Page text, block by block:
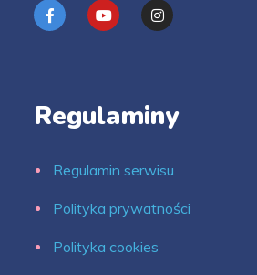
Regulaminy
Regulamin serwisu
Polityka prywatności
Polityka cookies